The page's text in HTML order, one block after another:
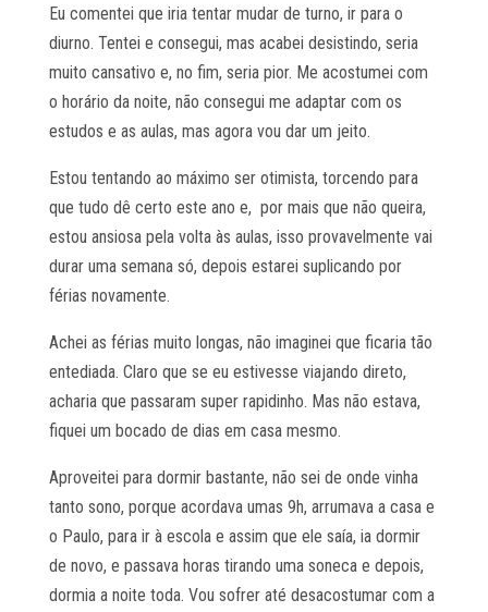
Eu comentei que iria tentar mudar de turno, ir para o
diurno. Tentei e consegui, mas acabei desistindo, seria
muito cansativo e, no fim, seria pior. Me acostumei com
o horário da noite, não consegui me adaptar com os
estudos e as aulas, mas agora vou dar um jeito.
Estou tentando ao máximo ser otimista, torcendo para
que tudo dê certo este ano e, por mais que não queira,
estou ansiosa pela volta às aulas, isso provavelmente vai
durar uma semana só, depois estarei suplicando por
férias novamente.
Achei as férias muito longas, não imaginei que ficaria tão
entediada. Claro que se eu estivesse viajando direto,
acharia que passaram super rapidinho. Mas não estava,
fiquei um bocado de dias em casa mesmo.
Aproveitei para dormir bastante, não sei de onde vinha
tanto sono, porque acordava umas 9h, arrumava a casa e
o Paulo, para ir à escola e assim que ele saía, ia dormir
de novo, e passava horas tirando uma soneca e depois,
dormia a noite toda. Vou sofrer até desacostumar com a